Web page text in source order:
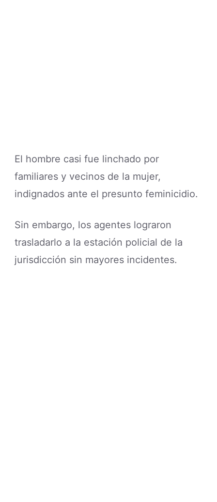
El hombre casi fue linchado por
familiares y vecinos de la mujer,
indignados ante el presunto feminicidio.
Sin embargo, los agentes lograron
trasladarlo a la estación policial de la
jurisdicción sin mayores incidentes.